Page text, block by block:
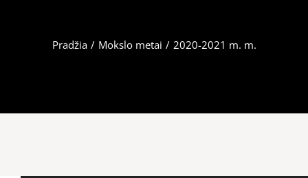
Pradžia / Mokslo metai / 2020-2021 m. m.